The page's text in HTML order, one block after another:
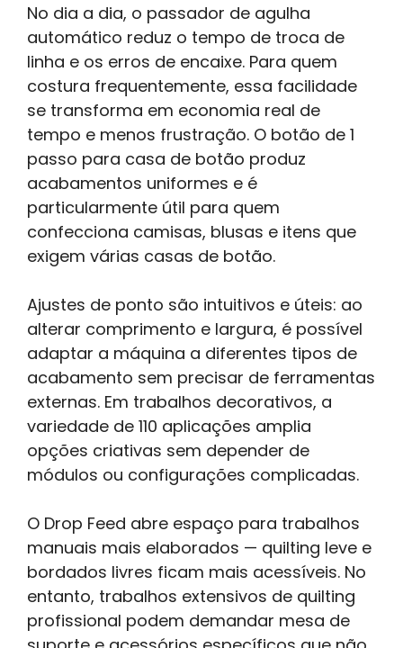
No dia a dia, o passador de agulha
automático reduz o tempo de troca de
linha e os erros de encaixe. Para quem
costura frequentemente, essa facilidade
se transforma em economia real de
tempo e menos frustração. O botão de 1
passo para casa de botão produz
acabamentos uniformes e é
particularmente útil para quem
confecciona camisas, blusas e itens que
exigem várias casas de botão.
Ajustes de ponto são intuitivos e úteis: ao
alterar comprimento e largura, é possível
adaptar a máquina a diferentes tipos de
acabamento sem precisar de ferramentas
externas. Em trabalhos decorativos, a
variedade de 110 aplicações amplia
opções criativas sem depender de
módulos ou configurações complicadas.
O Drop Feed abre espaço para trabalhos
manuais mais elaborados — quilting leve e
bordados livres ficam mais acessíveis. No
entanto, trabalhos extensivos de quilting
profissional podem demandar mesa de